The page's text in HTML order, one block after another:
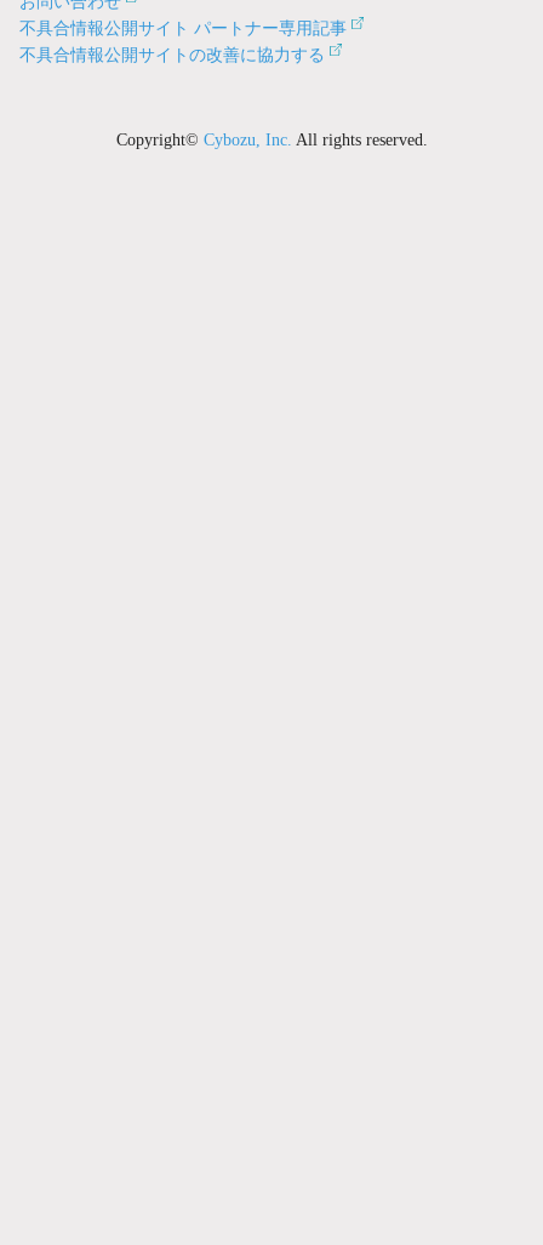
不具合情報公開サイト パートナー専用記事
不具合情報公開サイトの改善に協力する
Copyright© Cybozu, Inc. All rights reserved.